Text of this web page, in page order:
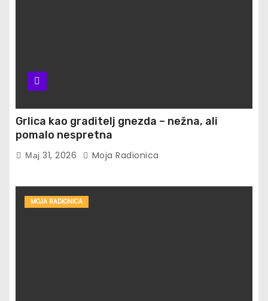
Grlica kao graditelj gnezda – nežna, ali
pomalo nespretna
Мај 31, 2026 Moja Radionica
MOJA RADIONICA